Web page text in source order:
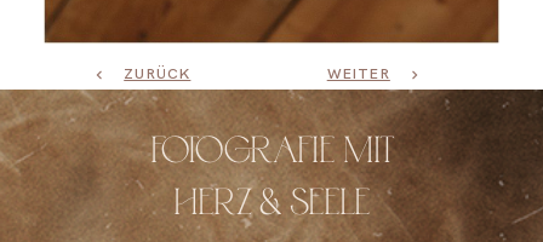
ZURÜCK WEITER
FOTOGRAFIE MIT
HERZ & SEELE